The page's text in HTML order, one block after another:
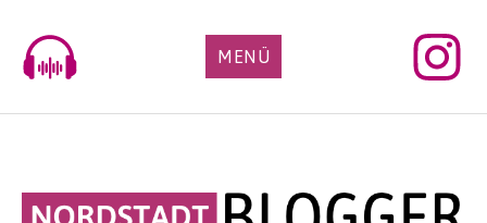
content
MENÜ